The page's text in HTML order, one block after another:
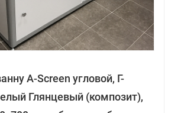
A-Screen угловой, Г-
Глянцевый (композит),